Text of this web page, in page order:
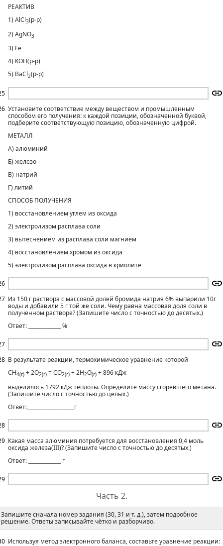
РЕАКТИВ
1) AlCl3(p-p)
2) AgNO3
3) Fe
4) KOH(р-р)
5) ВаСl2(р-р)
Установите соответствие между веществом и промышленным
способом его получения: к каждой позиции, обозначенной буквой,
подберите соответствующую позицию, обозначенную цифрой.
МЕТАЛЛ
А) алюминий
Б) железо
В) натрий
Г) литий
СПОСОБ ПОЛУЧЕНИЯ
1) восстановлением углем из оксида
2) электролизом расплава соли
3) вытеснением из расплава соли магнием
4) восстановлением хромом из оксида
5) электролизом расплава оксида в криолите
Из 150 г раствора с массовой долей бромида натрия 6% выпарили 10г
воды и добавили 5 г той же соли. Чему равна массовая доля соли в
полученном растворе? (Запишите число с точностью до десятых.)
Ответ: _____________ %
В результате реакции, термохимическое уравнение которой
СН4(г) + 2O2(г) = СO2(г) + 2Н2O(г) + 896 кДж
выделилось 1792 кДж теплоты. Определите массу сгоревшего метана.
(Запишите число с точностью до целых.)
Ответ:___________________г
Какая масса алюминия потребуется для восстановления 0,4 моль
оксида железа(III)? (Запишите число с точностью до десятых.)
Ответ: _____________ г
Часть 2.
Запишите сначала номер задания (30, 31 и т. д.), затем подробное
решение. Ответы записывайте чётко и разборчиво.
Используя метод электронного баланса, составьте уравнение реакции: